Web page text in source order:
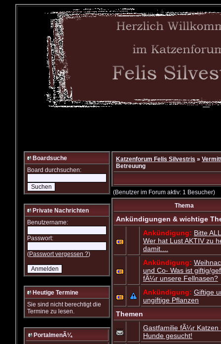
Boardsuche
Board durchsuchen:
Private Nachrichten
Benutzername:
Passwort:
(Passwort vergessen ?)
Heutige Termine
Sie sind nicht berechtigt die
Termine zu lesen.
PortalmenÃ¼
Katzenforum Felis Silvestris »
Betreuung
(Benutzer im Forum aktiv: 1 Besucher)
Thema
Ankündigungen & wichtige
Ankündigung: Bitte
Wer hat Lust AKTIV zu
damit....
Ankündigung:
und Co- Was ist giftig/
fÃ¼r unsere Fellnasen?
Ankündigung: Giftige
ungiftige Pflanzen
Themen
Gastfamilie fÃ¼r Katzen
Hunde gesucht!